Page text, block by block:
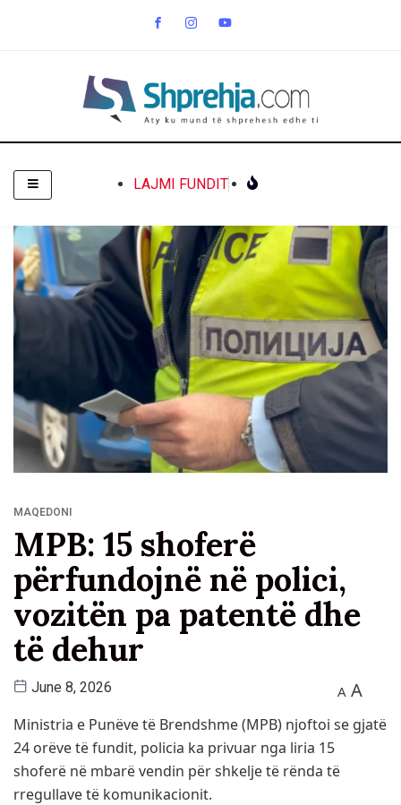
LAJMI FUNDIT
MAQEDONI
MPB: 15 shoferë
përfundojnë në polici,
vozitën pa patentë dhe
të dehur
June 8, 2026 A A
Ministria e Punëve të Brendshme (MPB) njoftoi se gjatë
24 orëve të fundit, policia ka privuar nga liria 15
shoferë në mbarë vendin për shkelje të rënda të
rregullave të komunikacionit.